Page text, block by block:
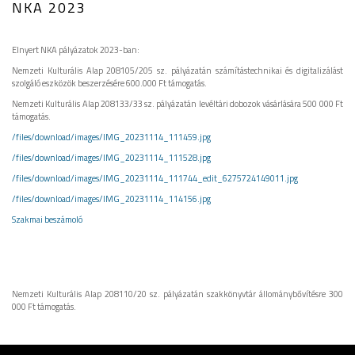
NKA 2023
Elnyert NKA pályázatok 2023-ban:
Nemzeti Kulturális Alap 208105/205 sz. pályázatán számítástechnikai és digitalizálást
szolgáló eszközök beszerzésére 600.000 Ft támogatás.
Nemzeti Kulturális Alap 208133/33 sz. pályázatán levéltári dobozok vásárlására 500 000 Ft
támogatás.
/files/download/images/IMG_20231114_111459.jpg
/files/download/images/IMG_20231114_111528.jpg
/files/download/images/IMG_20231114_111744_edit_6275724149011.jpg
/files/download/images/IMG_20231114_114156.jpg
Szakmai beszámoló
Nemzeti Kulturális Alap 208110/20 sz. pályázatán szakkönyvtár állománybővítésre 300
000 Ft támogatás.